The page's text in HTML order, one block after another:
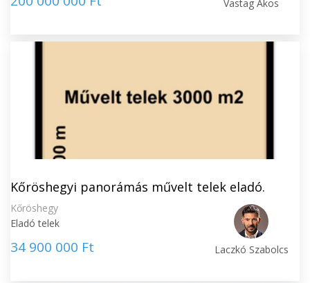
Vastag Ákos
Kőröshegyi panorámás művelt telek eladó.
Kőröshegy
Eladó telek
34 900 000 Ft Laczkó Szabolcs